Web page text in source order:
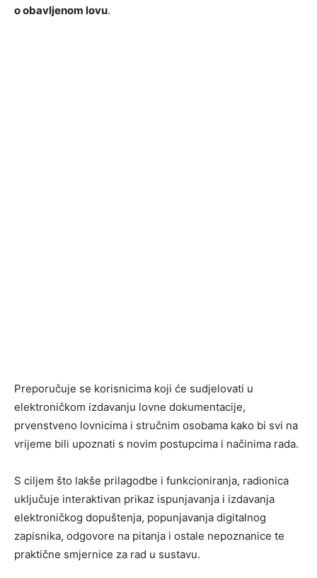
o obavljenom lovu.
Preporučuje se korisnicima koji će sudjelovati u
elektroničkom izdavanju lovne dokumentacije,
prvenstveno lovnicima i stručnim osobama kako bi svi na
vrijeme bili upoznati s novim postupcima i načinima rada.
S ciljem što lakše prilagodbe i funkcioniranja, radionica
uključuje interaktivan prikaz ispunjavanja i izdavanja
elektroničkog dopuštenja, popunjavanja digitalnog
zapisnika, odgovore na pitanja i ostale nepoznanice te
praktične smjernice za rad u sustavu.